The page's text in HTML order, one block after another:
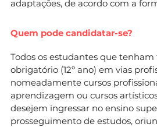
adaptações, de acordo com a
Quem pode candidatar-se?
Todos os estudantes que
obrigatório (12º ano) em vias
nomeadamente cursos
aprendizagem ou cursos
desejem ingressar no ensino
prosseguimento de estudos,